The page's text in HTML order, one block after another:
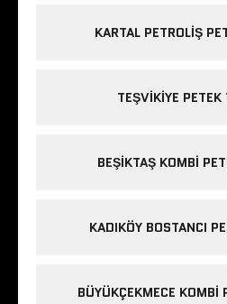
KARTAL PETROLIŞ
TEŞVIKIYE
BEŞIKTAŞ KOMBI
KADIKÖY BOSTANCI
BÜYÜKÇEKMECE KOMBI